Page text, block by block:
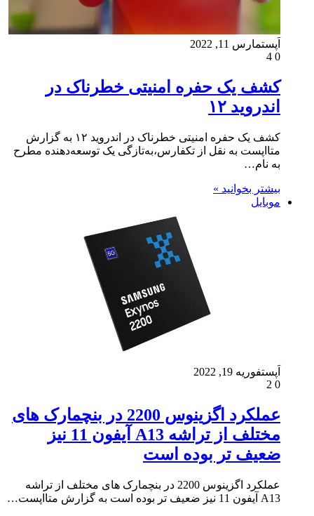
اَپستمارس 11, 2022
0
کشف یک حفره امنیتی خطرناک در
اندروید ۱۲
کشف یک حفره امنیتی خطرناک در اندروید ۱۲ به گزارش
متااپست به نقل از تکفارس،به‌تازگی یک توسعه‌دهنده مطرح
به نام…
بیشتر بخوانید »
موبایل
اَپستفوریه 19, 2022
0
عملکرد اگزینوس 2200 در بنچمارک های
مختلف از تراشه A13 آیفون 11 نیز
ضعیف تر بوده است
عملکرد اگزینوس 2200 در بنچمارک های مختلف از تراشه
A13 آیفون 11 نیز ضعیف تر بوده است به گزارش متااپست…